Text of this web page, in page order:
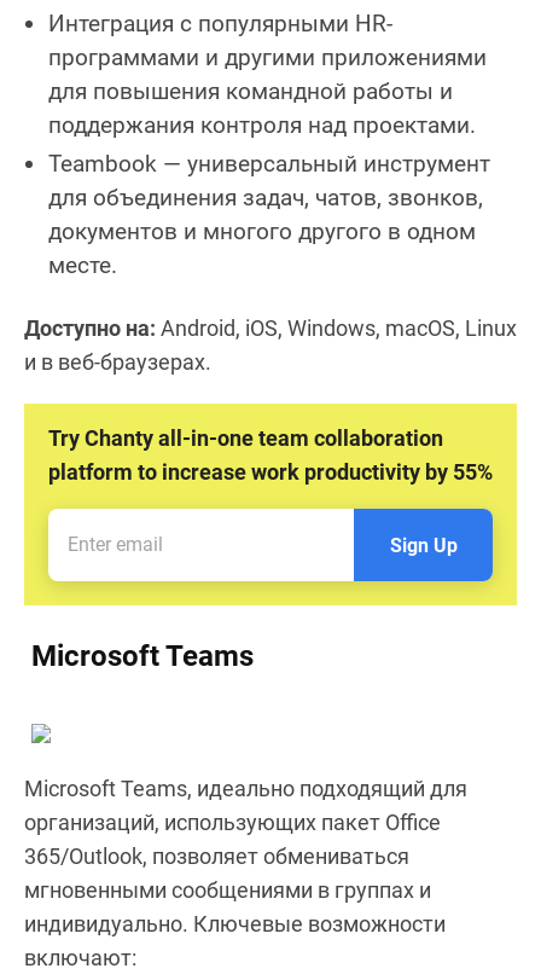
Интеграция с популярными HR-
программами и другими приложениями
для повышения командной работы и
поддержания контроля над проектами.
Teambook — универсальный инструмент
для объединения задач, чатов, звонков,
документов и многого другого в одном
месте.
Доступно на: Android, iOS, Windows, macOS, Linux
и в веб-браузерах.
Try Chanty all-in-one team collaboration
platform to increase work productivity by 55%
Sign Up
Microsoft Teams
Microsoft Teams, идеально подходящий для
организаций, использующих пакет Office
365/Outlook, позволяет обмениваться
мгновенными сообщениями в группах и
индивидуально. Ключевые возможности
включают: